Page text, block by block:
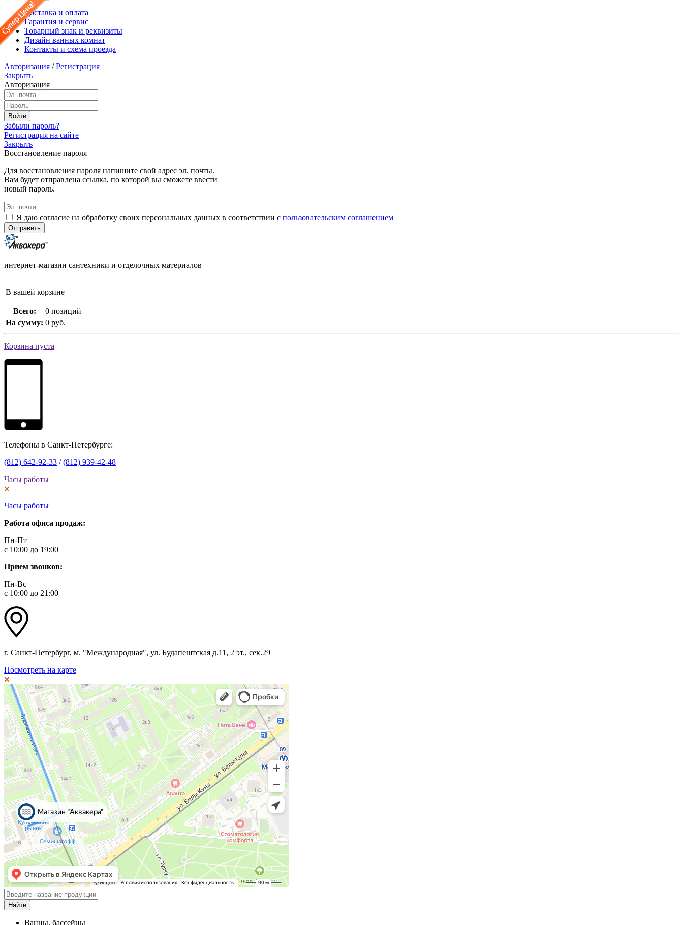
Доставка и оплата
Гарантия и сервис
Товарный знак и реквизиты
Дизайн ванных комнат
Контакты и схема проезда
Авторизация / Регистрация
Закрыть
Авторизация
Забыли пароль?
Регистрация на сайте
Закрыть
Восстановление пароля
Для восстановления пароля напишите свой адрес эл. почты.
Вам будет отправлена ссылка, по которой вы сможете ввести
новый пароль.
Я даю согласие на обработку своих персональных данных в соответствии с пользовательским соглашением
интернет-магазин сантехники и отделочных материалов
В вашей корзине
Всего:
0 позиций
На сумму: 0 руб.
Корзина пуста
Телефоны в Санкт-Петербурге:
(812) 642-92-33 /(812) 939-42-48
Часы работы
Часы работы
Работа офиса продаж:
Пн-Пт
с 10:00 до 19:00
Прием звонков:
Пн-Вс
с 10:00 до 21:00
г. Санкт-Петербург, м. "Международная", ул. Будапештская д.11, 2 эт., сек.29
Посмотреть на карте
Ванны, бассейны